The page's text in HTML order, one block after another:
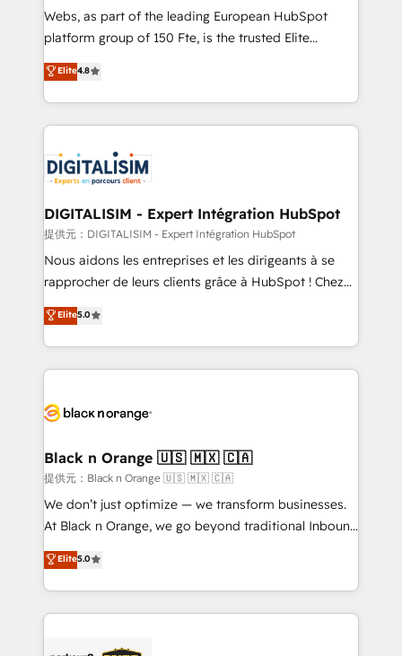
HubSpot pros 📊 Lead generation services using
HubSpot Why us? - SIX HubSpot Accreditations -
CRM, Solutions Architecture, Onboarding , Data
Migration, Custom Integration & Platform
team of 25+ experts Contact us today to help you
get more from your investment in HubSpot.
Webs, as part of the leading European HubSpot
platform group of 150 Fte, is the trusted Elite
HubSpot CRM Partner offering you a roadmap on
maximizing EBITDA and achieving Commercial
Excellence. With our targeted processes, we
strengthen your digital transformation and minimize
Implementation partner, we provide expertise to
drive your business forward. Since 2015 we are fully
dedicated to HubSpot and with an experienced
team (50+), we work with reputable companies in
B2B sectors such as manufacturing, SaaS and
business services. We prepare a customized
impact of your digital transformation, including a
detailed financial rationale with a focus on ROI and
embark on a transformational journey that sets your
business up for long-term success. Unlock your
business. If not now, when?
Elite4.8
DIGITALISIM - Expert Intégration HubSpot
提供元：DIGITALISIM - Expert Intégration HubSpot
Nous aidons les entreprises et les dirigeants à se
rapprocher de leurs clients grâce à HubSpot ! Chez
DIGITALISIM, nous avons l'intime conviction que la
réussite des entreprises passe par l’innovation web,
le marketing digital, et la relation client ! C'est
pourquoi, nos experts sont à la fois capables de
référencement, votre stratégie digitale et le pilotage
projet HubSpot avec DIGITALISIM : 🧽 Nettoyage,
migration et intégration des bases de données. 🚀
Développement des interfaces avec vos logiciels
métiers ⚙️ Configuration de la plateforme HubSpot
Book Process & Guidelines utilisateurs 🎓
Formations des utilisateurs
Elite5.0
Black n Orange 🇺🇸 🇲🇽 🇨🇦
提供元：Black n Orange 🇺🇸 🇲🇽 🇨🇦
We don’t just optimize — we transform businesses.
At Black n Orange, we go beyond traditional Inbound
Marketing with our exclusive methodologies:
BOOMS and BOOST. Together, they form a powerful
combination that has driven success for over 800
businesses worldwide. As Elite HubSpot Partners, we
Elite5.0